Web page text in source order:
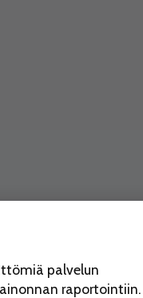
palvelun
raportointiin.